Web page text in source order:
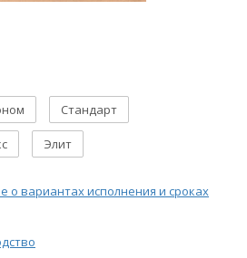
Стандарт
Элит
о вариантах исполнения и сроках